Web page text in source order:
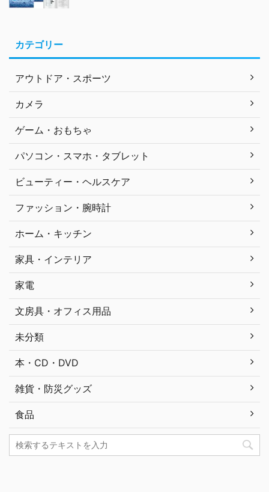
カテゴリー
アウトドア・スポーツ
カメラ
ゲーム・おもちゃ
パソコン・スマホ・タブレット
ビューティー・ヘルスケア
ファッション・腕時計
ホーム・キッチン
家具・インテリア
家電
文房具・オフィス用品
未分類
本・CD・DVD
雑貨・防災グッズ
食品